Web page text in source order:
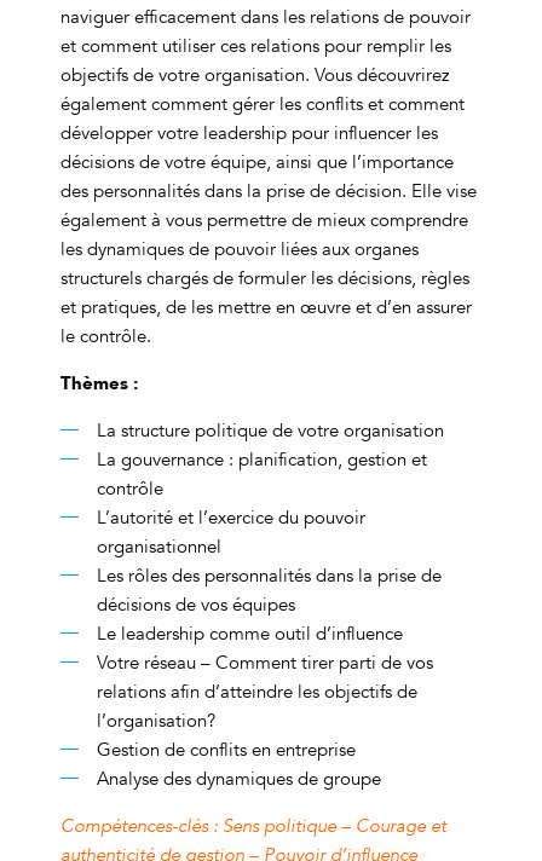
naviguer efficacement dans les relations de pouvoir
et comment utiliser ces relations pour remplir les
objectifs de votre organisation. Vous découvrirez
également comment gérer les conflits et comment
développer votre leadership pour influencer les
décisions de votre équipe, ainsi que l’importance
des personnalités dans la prise de décision. Elle vise
également à vous permettre de mieux comprendre
les dynamiques de pouvoir liées aux organes
structurels chargés de formuler les décisions, règles
et pratiques, de les mettre en œuvre et d’en assurer
le contrôle.
Thèmes :
La structure politique de votre organisation
La gouvernance : planification, gestion et
contrôle
L’autorité et l’exercice du pouvoir
organisationnel
Les rôles des personnalités dans la prise de
décisions de vos équipes
Le leadership comme outil d’influence
Votre réseau – Comment tirer parti de vos
relations afin d’atteindre les objectifs de
l’organisation?
Gestion de conflits en entreprise
Analyse des dynamiques de groupe
Compétences-clés : Sens politique – Courage et
authenticité de gestion – Pouvoir d’influence